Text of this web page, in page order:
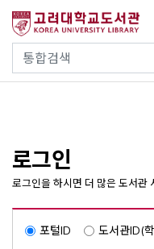
건
통합검색
사이트내 검색
로그인
로그인을 하시면 더 많은 도서관
포털ID 도서관ID(